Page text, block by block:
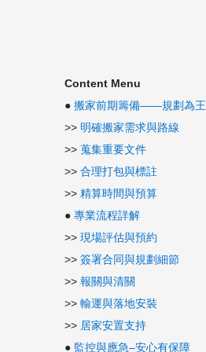
Content Menu
● 搬家前期籌備——規劃為王
>> 明確搬家需求與路線
>> 蒐集重要文件
>> 合理打包與標註
>> 精算時間與預算
● 專業流程詳解
>> 現場評估與預約
>> 簽署合同與規劃細節
>> 報關與清關
>> 輸運與落地安裝
>> 居家安置支持
● 監控與應急–安心有保障